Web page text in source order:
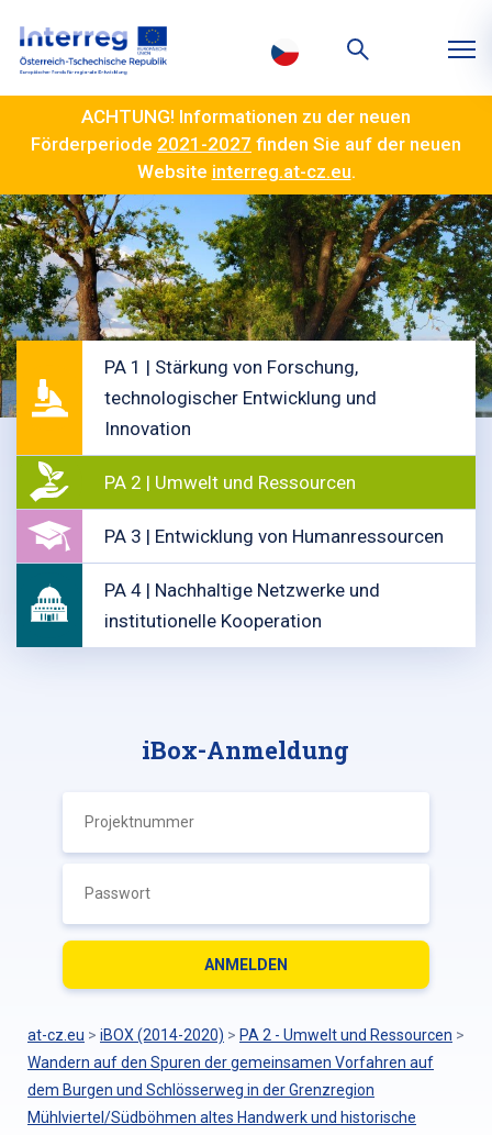
ACHTUNG! Informationen zu der neuen
Förderperiode 2021-2027 finden Sie auf der neuen
Website interreg.at-cz.eu.
PA 1 | Stärkung von Forschung,
technologischer Entwicklung und
Innovation
PA 2 | Umwelt und Ressourcen
PA 3 | Entwicklung von Humanressourcen
PA 4 | Nachhaltige Netzwerke und
institutionelle Kooperation
iBox-Anmeldung
at-cz.eu > iBOX (2014-2020) > PA 2 - Umwelt und Ressourcen >
Wandern auf den Spuren der gemeinsamen Vorfahren auf
dem Burgen und Schlösserweg in der Grenzregion
Mühlviertel/Südböhmen altes Handwerk und historische